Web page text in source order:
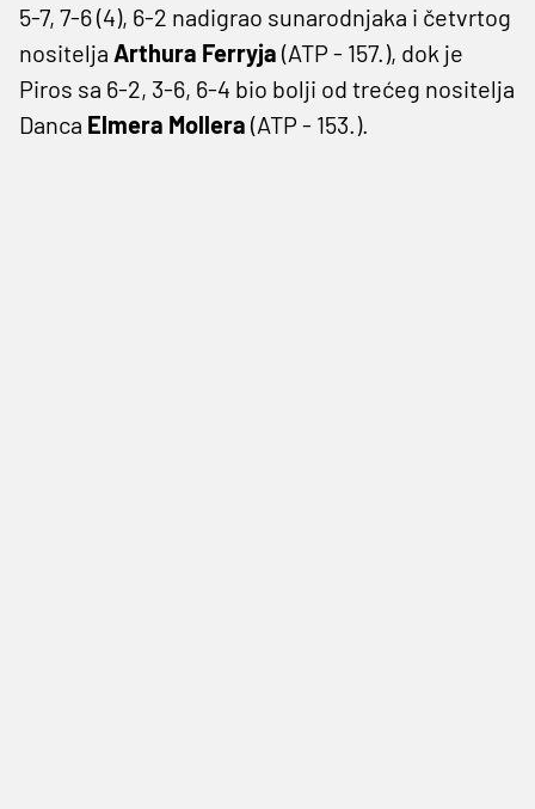
5-7, 7-6 (4), 6-2 nadigrao sunarodnjaka i četvrtog
nositelja Arthura Ferryja (ATP - 157.), dok je
Piros sa 6-2, 3-6, 6-4 bio bolji od trećeg nositelja
Danca Elmera Mollera (ATP - 153.).